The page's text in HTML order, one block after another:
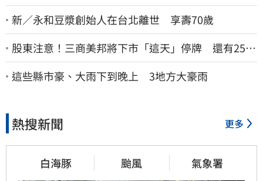
新／永和豆漿創始人在台北離世 享壽70歲
股東注意！三商美邦將下市「這天」停牌 還有252
名千張大戶
這些縣市豪、大雨下到晚上 3地方大豪雨
熱搜新聞 更多
白海豚 颱風 氣象署